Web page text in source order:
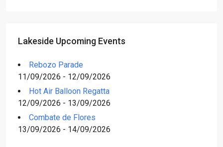
Lakeside Upcoming Events
Rebozo Parade
11/09/2026 - 12/09/2026
Hot Air Balloon Regatta
12/09/2026 - 13/09/2026
Combate de Flores
13/09/2026 - 14/09/2026